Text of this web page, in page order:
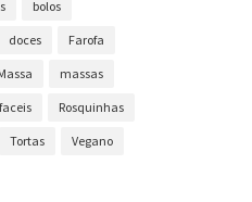
bolos
doces Farofa
massas
Rosquinhas
Tortas Vegano